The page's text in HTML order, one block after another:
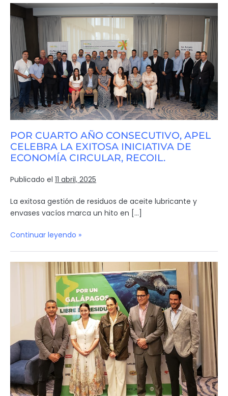
POR CUARTO AÑO CONSECUTIVO, APEL
CELEBRA LA EXITOSA INICIATIVA DE
ECONOMÍA CIRCULAR, RECOIL.
Publicado el 11 abril, 2025
La exitosa gestión de residuos de aceite lubricante y
envases vacíos marca un hito en […]
Continuar leyendo »